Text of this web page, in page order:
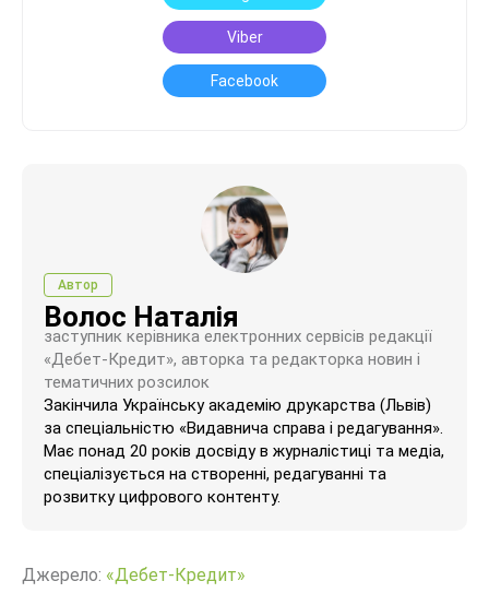
Viber
Facebook
Автор
Волос Наталія
заступник керівника електронних сервісів редакції
«Дебет-Кредит», авторка та редакторка новин і
тематичних розсилок
Закінчила Українську академію друкарства (Львів)
за спеціальністю «Видавнича справа і редагування».
Має понад 20 років досвіду в журналістиці та медіа,
спеціалізується на створенні, редагуванні та
розвитку цифрового контенту.
Джерело: «Дебет-Кредит»